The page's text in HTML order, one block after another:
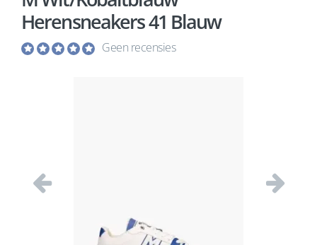
Herensneakers 41 Blauw
Geen recensies
Vorige